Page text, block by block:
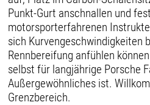
Punkt-Gurt anschnallen und
motorsporterfahrenen
sich Kurvengeschwindigkeiten
Rennbereifung anfühlen
selbst für langjährige Porsche
Außergewöhnliches ist.
Grenzbereich.